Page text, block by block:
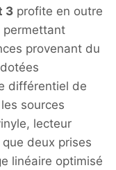
3 profite en outre
permettant
provenant du
différentiel de
sources
lecteur
deux prises
linéaire optimisé